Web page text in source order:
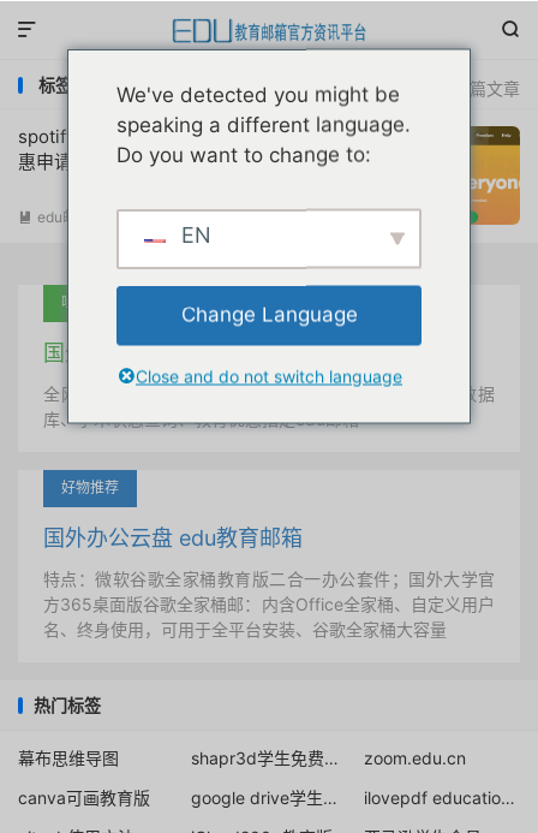


共 1 篇文章
标签：spotify学生认证
spotify学生会员premium折扣认证教育优
惠申请教程永久更新
 edu邮箱资讯 阅读(20840)
吐血推荐
国外学术美国 edu教育邮箱
全网唯一首发、自定义用户名、终身使用、学术文献数据
库、学术状态查询、教育优惠指定edu邮箱
好物推荐
国外办公云盘 edu教育邮箱
特点：微软谷歌全家桶教育版二合一办公套件；国外大学官
方365桌面版谷歌全家桶邮：内含Office全家桶、自定义用户
名、终身使用，可用于全平台安装、谷歌全家桶大容量
热门标签
幕布思维导图 shapr3d学生免费新手指导
zoom.edu.cn
canva可画教育版
google drive学生优惠
ilovepdf education page
We've detected you might be
speaking a different language.
Do you want to change to:
EN
Change Language
Close and do not switch language